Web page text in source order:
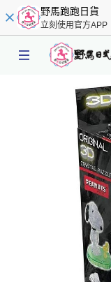
野馬跑跑日貨
立刻使用官方APP